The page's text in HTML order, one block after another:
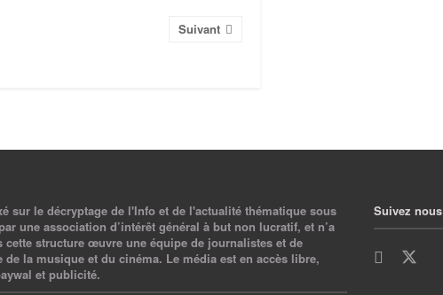
Suivant
sur le décryptage de l'Info et de l'actualité thématique sous
une association d’intérêt général à but non lucratif, et n’a
cette structure œuvre une équipe de journalistes et de
la musique et du cinéma. Le média est en accès libre,
et publicité.
Suivez nous